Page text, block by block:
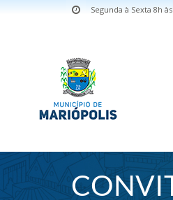
Segunda à Sexta 8h